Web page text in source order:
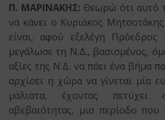
Π. ΜΑΡΙΝΑΚΗΣ: Θεωρώ ότι αυτό
να κάνει ο Κυριάκος
είναι, αφού εξελέγη
μεγάλωσε τη Ν.Δ., βασισμένος,
αξίες της Ν.Δ. να πάει ένα βήμα
αρχίσει η χώρα να γίνεται μία
μάλιστα, έχοντας
αβεβαιότητας, μια περίοδο